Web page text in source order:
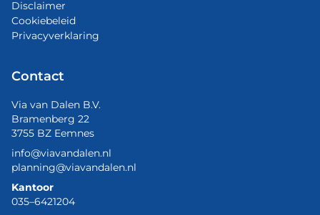
Disclaimer
Cookiebeleid
Privacyverklaring
Contact
Via van Dalen B.V.
Bramenberg 22
3755 BZ Eemnes
info@viavandalen.nl
planning@viavandalen.nl
Kantoor
035–6421204